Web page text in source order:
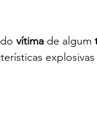
vítima de algum